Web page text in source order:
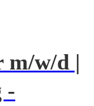
m/w/d |
-